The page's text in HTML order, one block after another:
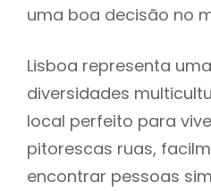
uma boa decisão no
Lisboa representa
diversidades
local perfeito para
pitorescas ruas,
encontrar pessoas